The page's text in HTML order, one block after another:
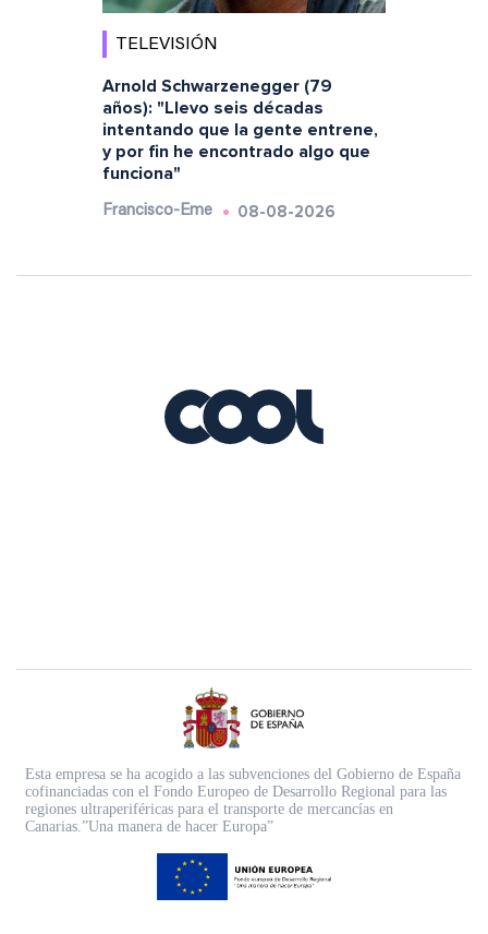
TELEVISIÓN
Arnold Schwarzenegger (79
años): "Llevo seis décadas
intentando que la gente entrene,
y por fin he encontrado algo que
funciona"
Francisco-Eme 08-08-2026
Esta empresa se ha acogido a las subvenciones del Gobierno de España
cofinanciadas con el Fondo Europeo de Desarrollo Regional para las
regiones ultraperiféricas para el transporte de mercancías en
Canarias.”Una manera de hacer Europa”